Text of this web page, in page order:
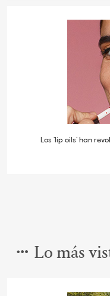
Los ‘lip oils’ han
Lo más